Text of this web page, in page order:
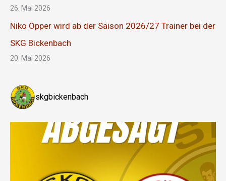
26. Mai 2026
Niko Opper wird ab der Saison 2026/27 Trainer bei der
SKG Bickenbach
20. Mai 2026
skgbickenbach